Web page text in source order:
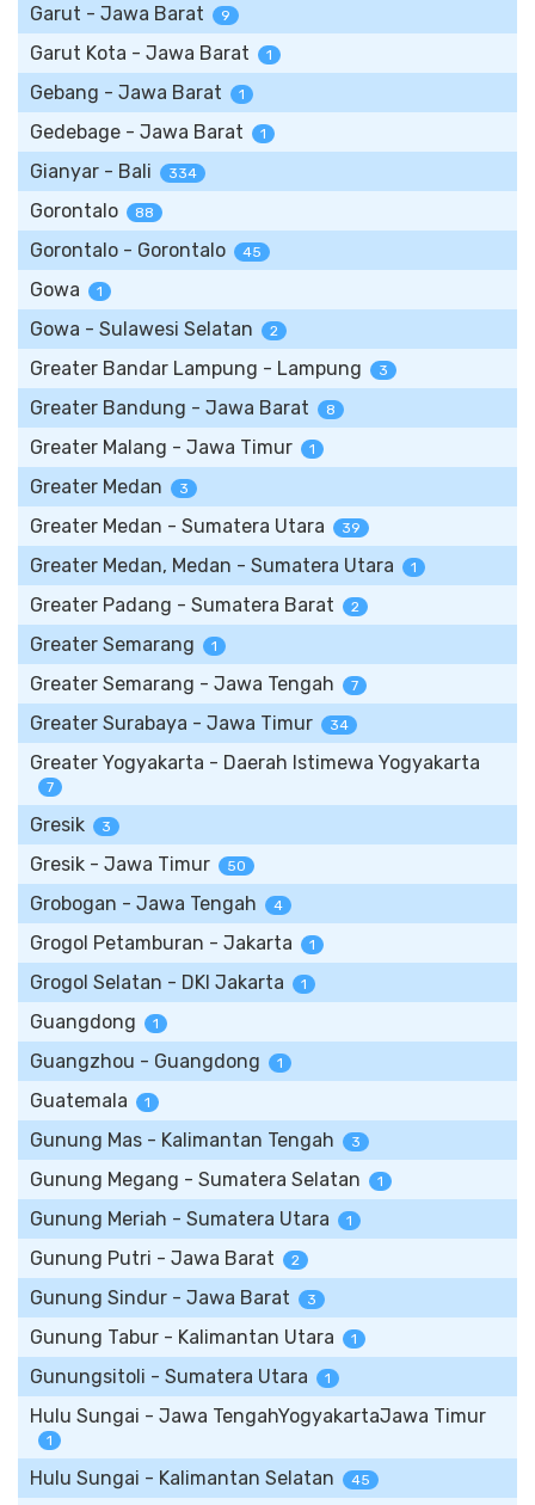
Garut - Jawa Barat 9
Garut Kota - Jawa Barat 1
Gebang - Jawa Barat 1
Gedebage - Jawa Barat 1
Gianyar - Bali 334
Gorontalo 88
Gorontalo - Gorontalo 45
Gowa 1
Gowa - Sulawesi Selatan 2
Greater Bandar Lampung - Lampung 3
Greater Bandung - Jawa Barat 8
Greater Malang - Jawa Timur 1
Greater Medan 3
Greater Medan - Sumatera Utara 39
Greater Medan, Medan - Sumatera Utara 1
Greater Padang - Sumatera Barat 2
Greater Semarang 1
Greater Semarang - Jawa Tengah 7
Greater Surabaya - Jawa Timur 34
Greater Yogyakarta - Daerah Istimewa Yogyakarta
7
Gresik 3
Gresik - Jawa Timur 50
Grobogan - Jawa Tengah 4
Grogol Petamburan - Jakarta 1
Grogol Selatan - DKI Jakarta 1
Guangdong 1
Guangzhou - Guangdong 1
Guatemala 1
Gunung Mas - Kalimantan Tengah 3
Gunung Megang - Sumatera Selatan 1
Gunung Meriah - Sumatera Utara 1
Gunung Putri - Jawa Barat 2
Gunung Sindur - Jawa Barat 3
Gunung Tabur - Kalimantan Utara 1
Gunungsitoli - Sumatera Utara 1
Hulu Sungai - Jawa TengahYogyakartaJawa Timur
1
Hulu Sungai - Kalimantan Selatan 45